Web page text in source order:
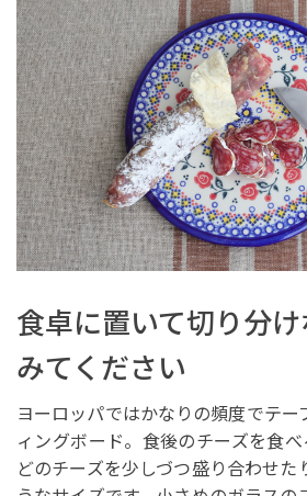
食卓に置いて切り分
みてください
ヨーロッパではかなりの頻度でテ
ィングボード。食後のチーズを食
どのチーズを少しづつ盛り合わせ